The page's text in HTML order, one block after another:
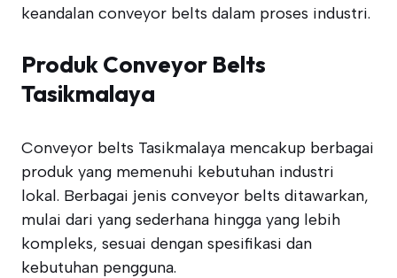
keandalan conveyor belts dalam proses industri.
Produk Conveyor Belts
Tasikmalaya
Conveyor belts Tasikmalaya mencakup berbagai
produk yang memenuhi kebutuhan industri
lokal. Berbagai jenis conveyor belts ditawarkan,
mulai dari yang sederhana hingga yang lebih
kompleks, sesuai dengan spesifikasi dan
kebutuhan pengguna.